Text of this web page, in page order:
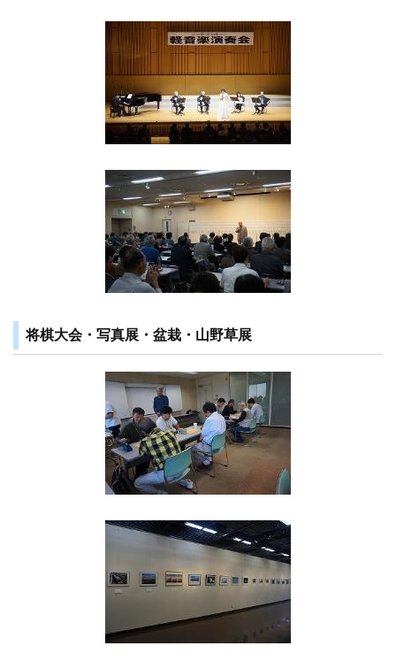
将棋大会・写真展・盆栽・山野草展